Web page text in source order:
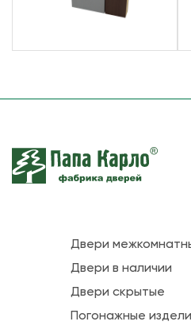
Двери
Двери в наличии
Двери скрытые
Погонажные